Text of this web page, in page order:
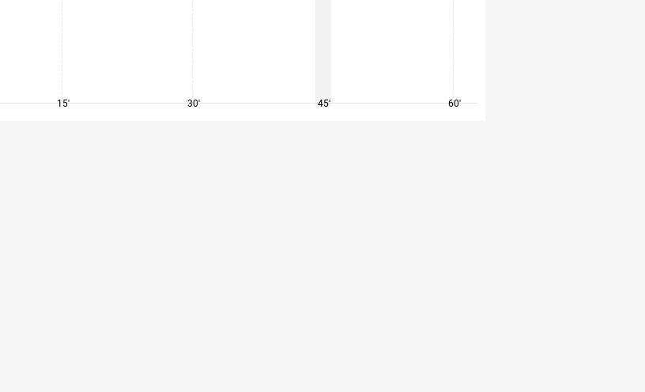
15' 30' 45' 60'